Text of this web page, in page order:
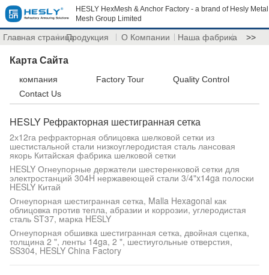
HESLY HexMesh & Anchor Factory - a brand of Hesly Metal
Mesh Group Limited
Главная страницаПродукция О Компании Наша фабрика >>
Карта Сайта
компания Factory Tour
Quality Control
Contact Us
HESLY Рефракторная шестигранная сетка
2х12га рефракторная облицовка шелковой сетки из
шестистальной стали низкоуглеродистая сталь лансовая
якорь Китайская фабрика шелковой сетки
HESLY Огнеупорные держатели шестеренковой сетки для
электростанций 304H нержавеющей стали 3/4"x14ga полоски
HESLY Китай
Огнеупорная шестигранная сетка, Malla Hexagonal как
облицовка против тепла, абразии и коррозии, углеродистая
сталь ST37, марка HESLY
Огнеупорная обшивка шестигранная сетка, двойная сцепка,
толщина 2 ", ленты 14ga, 2 ", шестиугольные отверстия,
SS304, HESLY China Factory